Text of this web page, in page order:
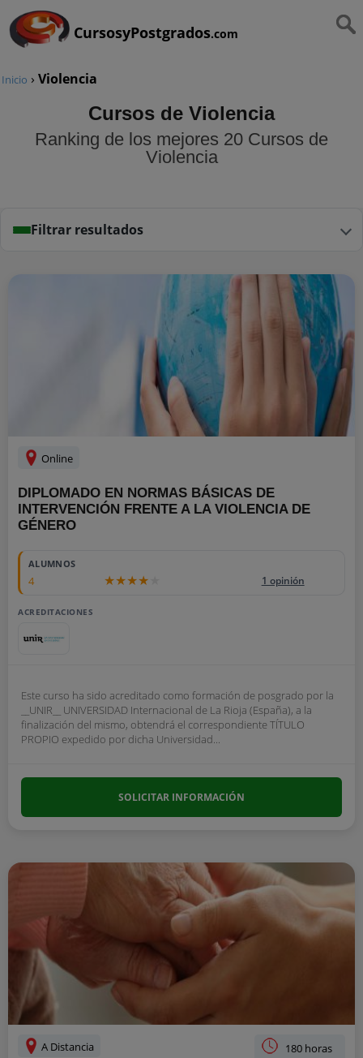
CursosyPostgrados.com
Inicio › Violencia
Cursos de Violencia
Ranking de los mejores 20 Cursos de
Violencia
Filtrar resultados
Online
DIPLOMADO EN NORMAS BÁSICAS DE
INTERVENCIÓN FRENTE A LA VIOLENCIA DE
GÉNERO
ALUMNOS
4 1 opinión
ACREDITACIONES
Este curso ha sido acreditado como formación de posgrado por la
__UNIR__ UNIVERSIDAD Internacional de La Rioja (España), a la
finalización del mismo, obtendrá el correspondiente TÍTULO
PROPIO expedido por dicha Universidad...
SOLICITAR INFORMACIÓN
A Distancia 180 horas